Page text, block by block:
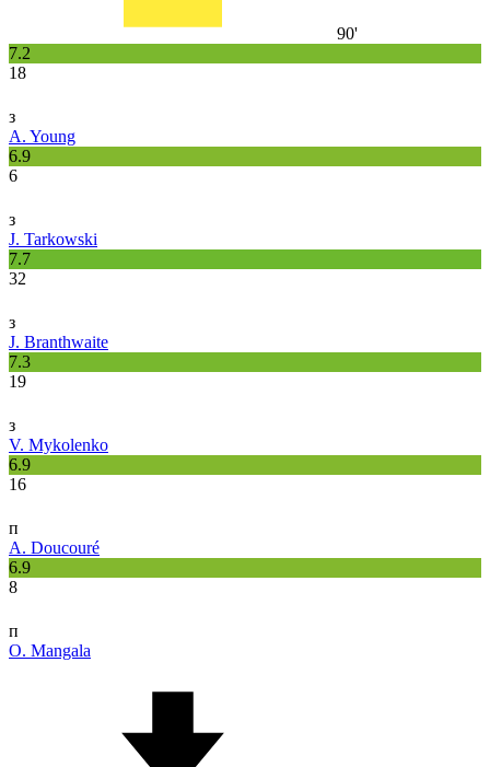
90'
7.2
18
з
A. Young
6.9
6
з
J. Tarkowski
7.7
32
з
J. Branthwaite
7.3
19
з
V. Mykolenko
6.9
16
п
A. Doucouré
6.9
8
п
O. Mangala